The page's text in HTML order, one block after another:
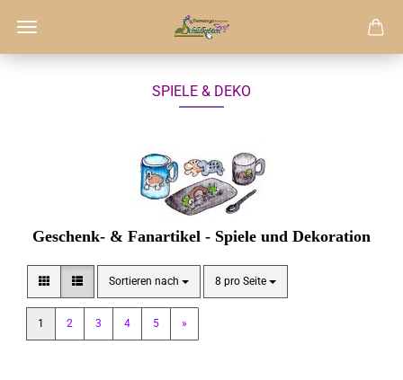
SPIELE & DEKO
Geschenk- & Fanartikel - Spiele und Dekoration
Sortieren nach
Sortieren nach 8 pro Seite
pro Seite
1 2 3 4 5 »